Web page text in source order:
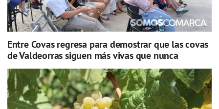
Entre Covas regresa para demostrar que las covas
de Valdeorras siguen más vivas que nunca